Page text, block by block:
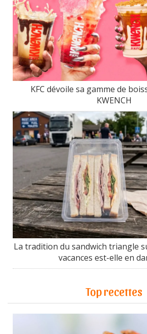
KFC dévoile sa gamme de
KWENCH
La tradition du sandwich triangle
vacances est-elle en
Top recettes